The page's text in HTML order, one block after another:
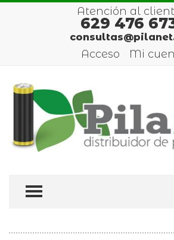
Atención al
629 476
Acceso Mi
TOGGLE MENU